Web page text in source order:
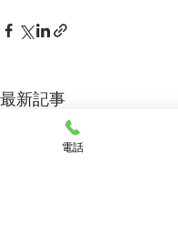
最新記事
電話